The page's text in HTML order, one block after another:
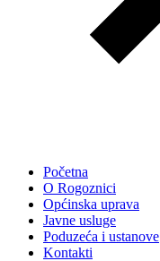
Početna
O Rogoznici
Općinska uprava
Javne usluge
Poduzeća i ustanove
Kontakti